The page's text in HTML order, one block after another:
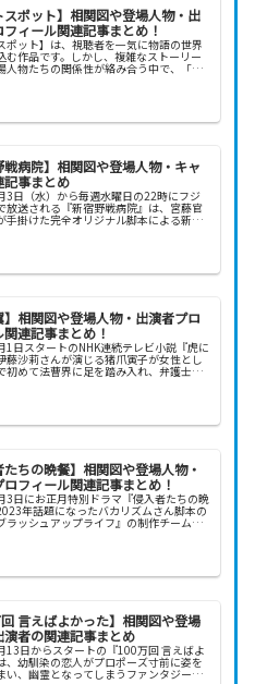
スポット】相関図や登場人物・出
ィール関連記事まとめ！
ポット】は、視聴者を一気に物語の世界
む作品です。しかし、複雑なストーリー
人物たちの関係性が絡み合う中で、「あ
ターの背景は？」「この俳優の過去の出
戦病院】相関図や登場人物・キャ
記事まとめ
3日（水）から毎週水曜日の22時にフジ
放送される『新宿野戦病院』は、宮藤官
手掛けた完全オリジナル脚本による新し
救急医療エンターテインメントドラマで
】相関図や登場人物・出演者プロ
連記事まとめ！
1日スタートのNHK連続テレビ小説『虎に
藤沙莉さんが演じる猪爪寅子が女性とし
初めて法曹界に足を踏み入れ、弁護士と
たちの晩餐】相関図や登場人物・
ロフィール関連記事まとめ！
3日にお正月特別ドラマ『侵入者たちの晩
年話題になったバカリズムさん脚本の
ラッシュアップライフ』の制作チーム
回 言えばよかった】相関図や登場
演者の関連記事まとめ
13日からスタートの『100万回 言えばよ
、幼馴染の恋人がプロポーズ寸前に姿を
い、幽霊となってしまうファンタジーラ